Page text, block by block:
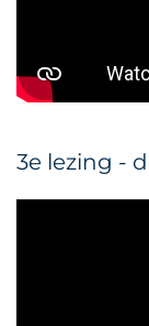
3e lezing -